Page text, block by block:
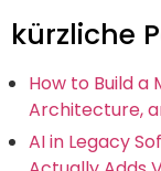
kürzliche
How to Build
Architecture,
AI in Legacy